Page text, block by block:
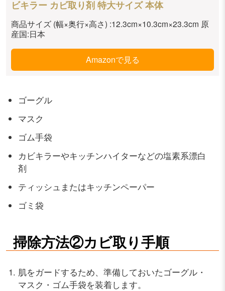
ビキラー カビ取り剤 特大サイズ 本体
商品サイズ (幅×奥行×高さ) :12.3cm×10.3cm×23.3cm 原
産国:日本
Amazonで見る
ゴーグル
マスク
ゴム手袋
カビキラーやキッチンハイターなどの塩素系漂白
剤
ティッシュまたはキッチンペーパー
ゴミ袋
掃除方法②カビ取り手順
肌をガードするため、準備しておいたゴーグル・
マスク・ゴム手袋を装着します。